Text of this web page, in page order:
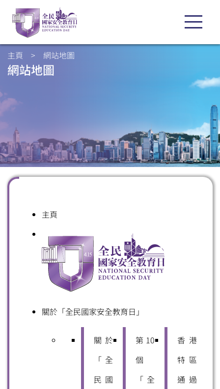
主頁 > 網站地圖
網站地圖
主頁
關於「全民國家安全教育日」
關於
「全
民國
第10
個
「全
香港
特區
通過